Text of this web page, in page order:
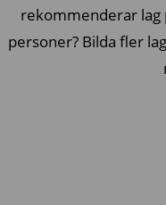
rekommenderar lag
personer? Bilda fler